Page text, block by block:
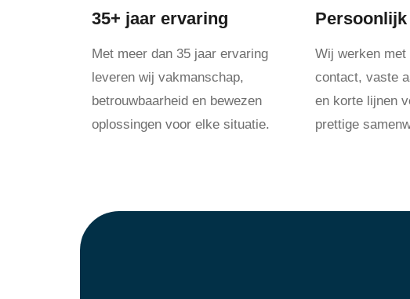
35+ jaar ervaring
Met meer dan 35 jaar ervaring
leveren wij vakmanschap,
betrouwbaarheid en bewezen
oplossingen voor elke situatie.
Wij werken
contact, vaste
en korte lijnen
prettige